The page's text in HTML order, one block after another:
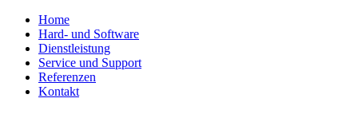
Home
Hard- und Software
Dienstleistung
Service und Support
Referenzen
Kontakt